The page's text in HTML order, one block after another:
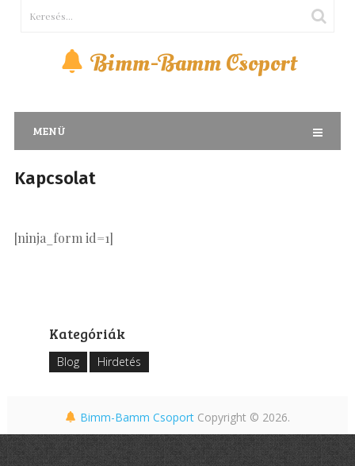
Bimm-Bamm Csoport
MENÜ
Kapcsolat
[ninja_form id=1]
Kategóriák
Blog Hirdetés
Bimm-Bamm Csoport Copyright © 2026.